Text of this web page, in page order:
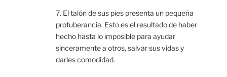
7. El talón de sus pies presenta un pequeña
protuberancia. Esto es el resultado de haber
hecho hasta lo imposible para ayudar
sinceramente a otros, salvar sus vidas y
darles comodidad.